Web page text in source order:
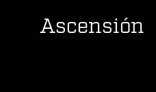
Ascensión